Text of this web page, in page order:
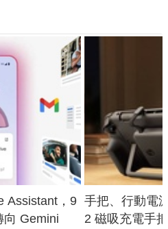
Assistant，9
向 Gemini
手把、行動電
2 磁吸充電手